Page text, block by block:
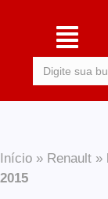
Início » Renault »
2015